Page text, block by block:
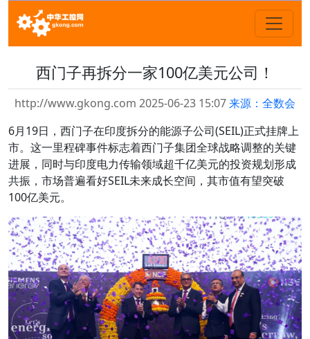
西门子再拆分一家100亿美元公司！
http://www.gkong.com 2025-06-23 15:07来源：全数会
6月19日，西门子在印度拆分的能源子公司(SEIL)正式挂牌上
市。这一里程碑事件标志着西门子集团全球战略调整的关键
进展，同时与印度电力传输领域超千亿美元的投资规划形成
共振，市场普遍看好SEIL未来成长空间，其市值有望突破
100亿美元。